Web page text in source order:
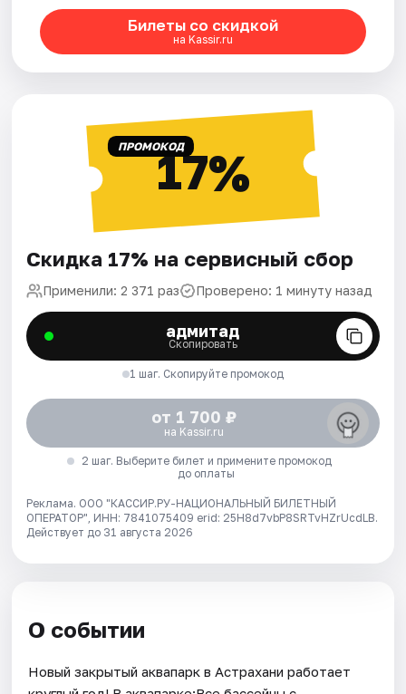
Билеты со скидкой
на Kassir.ru
ПРОМОКОД17%
Скидка 17% на сервисный сбор
Применили: 2 371 раз Проверено: 1 минуту назад
адмитад
Скопировать
1 шаг. Скопируйте промокод
от 1 700 ₽
на Kassir.ru
2 шаг. Выберите билет и примените промокод
до оплаты
Реклама. ООО "КАССИР.РУ-НАЦИОНАЛЬНЫЙ БИЛЕТНЫЙ
ОПЕРАТОР", ИНН: 7841075409 erid: 25H8d7vbP8SRTvHZrUcdLB.
Действует до 31 августа 2026
О событии
Новый закрытый аквапарк в Астрахани работает